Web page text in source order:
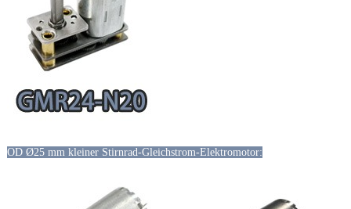
OD Ø25 mm kleiner Stirnrad-Gleichstrom-Elektromotor: